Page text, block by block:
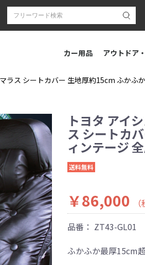
カー用品 アウトドア
ラス シートカバー 生地厚約15cm ふかふ
トヨタ アイ
ス シートカ
ィンテージ
送料無料
￥86,000
品番： ZT43-GL01
ふかふか最厚15cm